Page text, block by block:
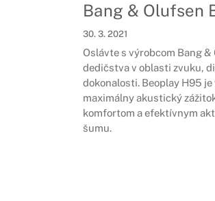
Bang & Olufsen
30. 3. 2021
Oslávte s výrobcom Bang
dedičstva v oblasti zvuku,
dokonalosti. Beoplay H95
maximálny akustický
komfortom a efektívnym
šumu.